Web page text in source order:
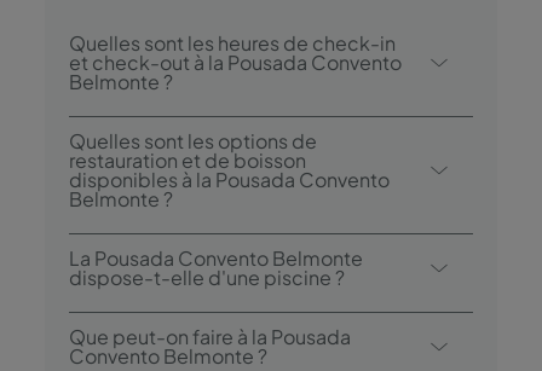
Quelles sont les heures de check-in
et check-out à la Pousada Convento
Belmonte ?
Le check-in à la Pousada Convento
Belmonte est possible à partir de 15h00, et
le check-out jusqu’à 12h00.
Quelles sont les options de
restauration et de boisson
disponibles à la Pousada Convento
Belmonte ?
La Pousada Convento Belmonte possède 1
restaurant : Pousada Convento Belmonte.
La Pousada Convento Belmonte
dispose-t-elle d'une piscine ?
Oui, cet hôtel dispose d'une piscine
extérieure.
Que peut-on faire à la Pousada
Convento Belmonte ?